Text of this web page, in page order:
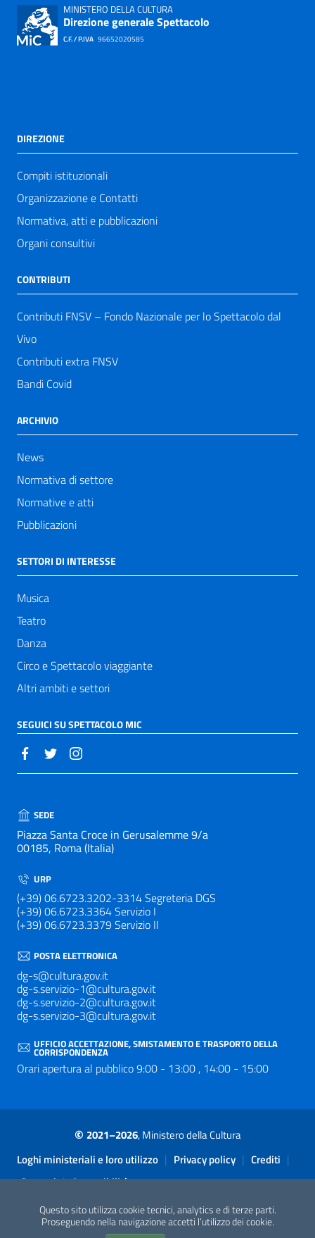
Questo sito utilizza cookie tecnici, analytics e di terze parti.
Proseguendo nella navigazione accetti l’utilizzo dei cookie.
MINISTERO DELLA CULTURA
Direzione generale Spettacolo
C.F. / P.IVA 96652020585
DIREZIONE
Compiti istituzionali
Organizzazione e Contatti
Normativa, atti e pubblicazioni
Organi consultivi
CONTRIBUTI
Contributi FNSV – Fondo Nazionale per lo Spettacolo dal
Vivo
Contributi extra FNSV
Bandi Covid
ARCHIVIO
News
Normativa di settore
Normative e atti
Pubblicazioni
SETTORI DI INTERESSE
Musica
Teatro
Danza
Circo e Spettacolo viaggiante
Altri ambiti e settori
SEGUICI SU SPETTACOLO MIC
SEDE
Piazza Santa Croce in Gerusalemme 9/a
00185, Roma (Italia)
URP
(+39) 06.6723.3202-3314 Segreteria DGS
(+39) 06.6723.3364 Servizio I
(+39) 06.6723.3379 Servizio II
POSTA ELETTRONICA
dg-s@cultura.gov.it
dg-s.servizio-1@cultura.gov.it
dg-s.servizio-2@cultura.gov.it
dg-s.servizio-3@cultura.gov.it
UFFICIO ACCETTAZIONE, SMISTAMENTO E TRASPORTO DELLA
CORRISPONDENZA
Orari apertura al pubblico 9:00 - 13:00 , 14:00 - 15:00
© 2021–2026, Ministero della Cultura
Sezione Link Utili
Loghi ministeriali e loro utilizzo | Privacy policy | Crediti |
Contatti | Accessibilità